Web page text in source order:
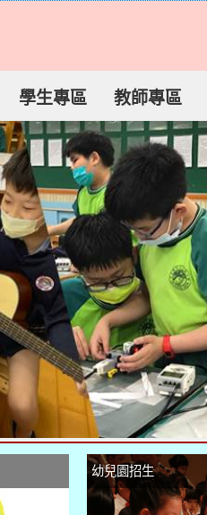
學生專區 教師專區
幼兒園招生